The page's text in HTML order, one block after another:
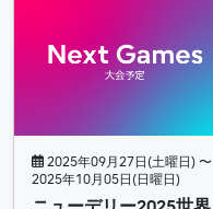
2025年09月27日(土曜日) 〜
2025年10月05日(日曜日)